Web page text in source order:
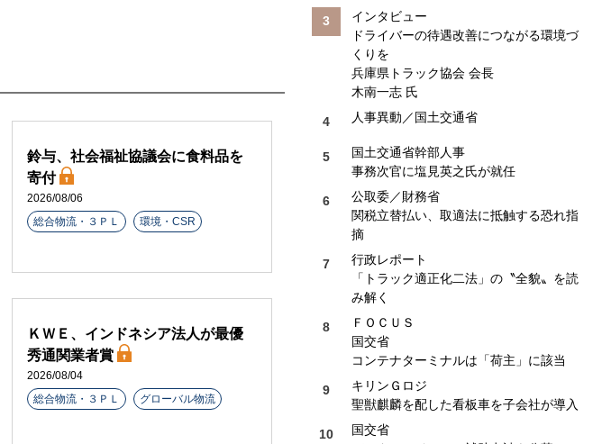
鈴与、社会福祉協議会に食料品を
寄付
2026/08/06
総合物流・３ＰＬ
環境・CSR
ＫＷＥ、インドネシア法人が最優
秀通関業者賞
2026/08/04
総合物流・３ＰＬ
グローバル物流
インタビュー
ドライバーの待遇改善につながる環境づ
くりを
兵庫県トラック協会 会長
木南一志 氏
人事異動／国土交通省
国土交通省幹部人事
事務次官に塩見英之氏が就任
公取委／財務省
関税立替払い、取適法に抵触する恐れ指
摘
行政レポート
「トラック適正化二法」の〝全貌〟を読
み解く
ＦＯＣＵＳ
国交省
コンテナターミナルは「荷主」に該当
キリンＧロジ
聖獣麒麟を配した看板車を子会社が導入
国交省